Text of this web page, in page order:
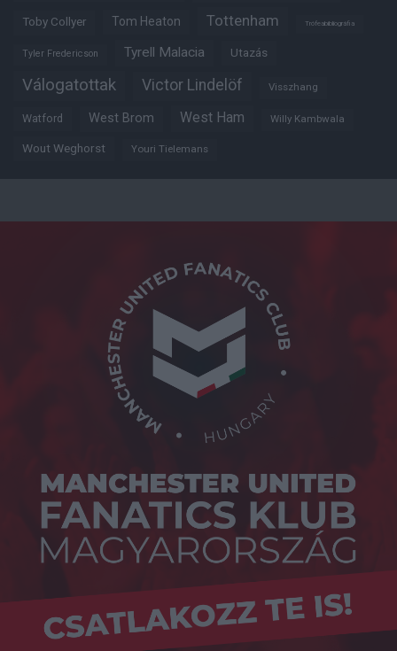
Toby Collyer Tom Heaton Tottenham Trófeabibliográfia
Tyler Fredericson Tyrell Malacia Utazás
Válogatottak Victor Lindelöf Visszhang
Watford West Brom West Ham Willy Kambwala
Wout Weghorst Youri Tielemans